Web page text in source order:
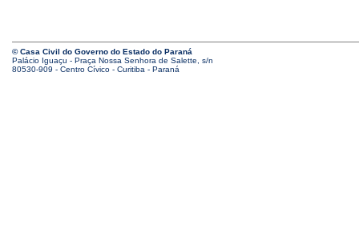
© Casa Civil do Governo do Estado do Paraná
Palácio Iguaçu - Praça Nossa Senhora de Salette, s/n
80530-909 - Centro Cívico - Curitiba - Paraná